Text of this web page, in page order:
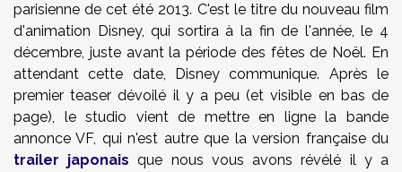
parisienne de cet été 2013. C'est le titre du nouveau film
d'animation Disney, qui sortira à la fin de l'année, le 4
décembre, juste avant la période des fêtes de Noël. En
attendant cette date, Disney communique. Après le
premier teaser dévoilé il y a peu (et visible en bas de
page), le studio vient de mettre en ligne la bande
annonce VF, qui n'est autre que la version française du
trailer japonais que nous vous avons révélé il y a